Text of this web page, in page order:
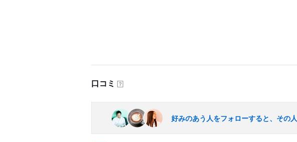
口コミ ？
好みのあう人をフォローすると、その